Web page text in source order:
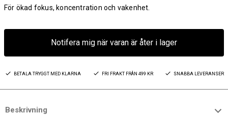
För ökad fokus, koncentration och vakenhet.
Notifera mig när varan är åter i lager
BETALA TRYGGT MED KLARNA FRI FRAKT FRÅN 499 KR SNABBA LEVERANSER
Beskrivning